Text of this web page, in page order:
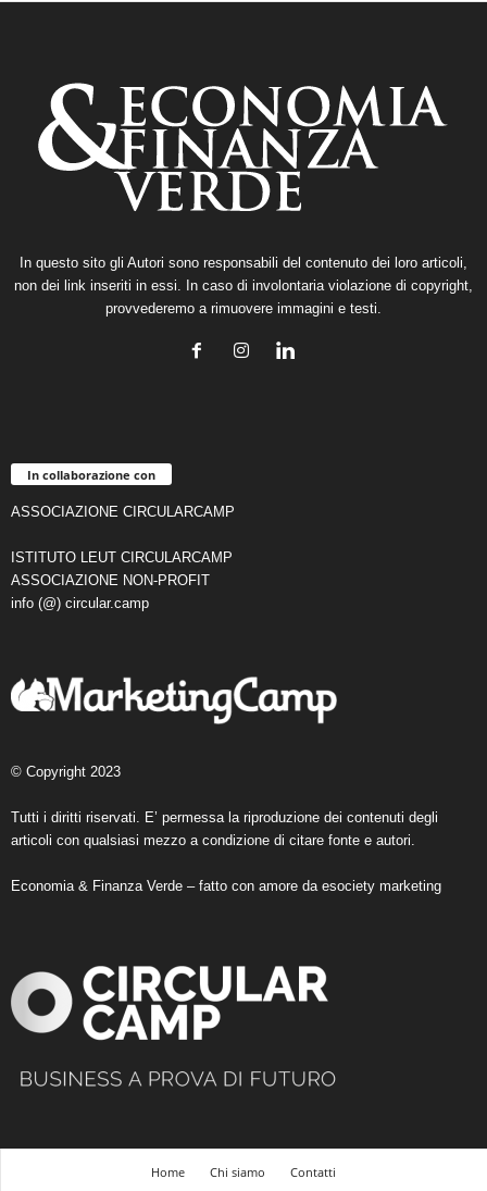
In questo sito gli Autori sono responsabili del contenuto dei loro articoli,
non dei link inseriti in essi. In caso di involontaria violazione di copyright,
provvederemo a rimuovere immagini e testi.
In collaborazione con
ASSOCIAZIONE CIRCULARCAMP
ISTITUTO LEUT CIRCULARCAMP
ASSOCIAZIONE NON-PROFIT
info (@) circular.camp
© Copyright 2023
Tutti i diritti riservati. E’ permessa la riproduzione dei contenuti degli
articoli con qualsiasi mezzo a condizione di citare fonte e autori.
Economia & Finanza Verde – fatto con amore da esociety marketing
Home Chi siamo Contatti